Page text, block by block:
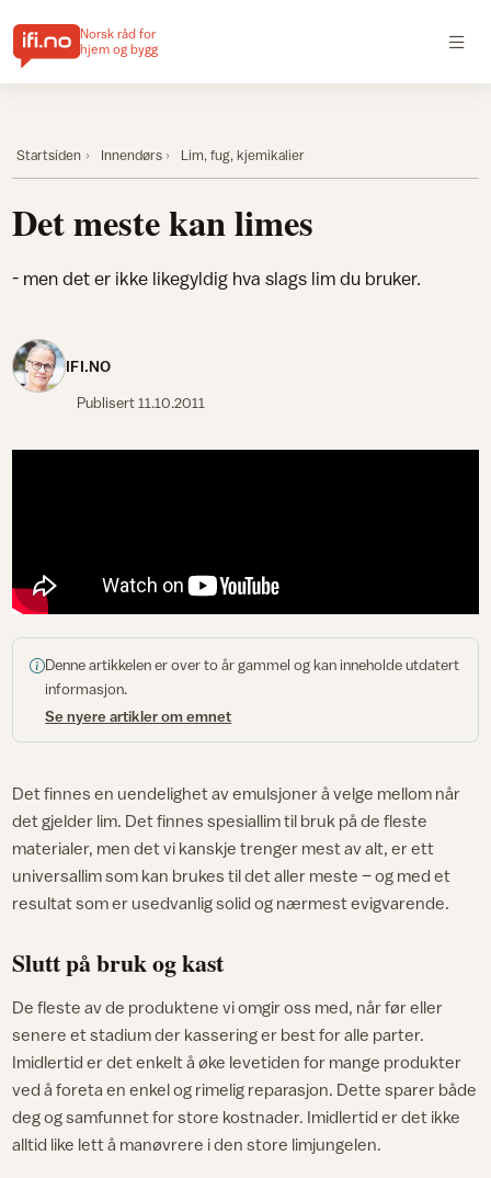
Norsk råd for
hjem og bygg
Startsiden Innendørs Lim, fug, kjemikalier
Det meste kan limes
- men det er ikke likegyldig hva slags lim du bruker.
IFI.NO
Publisert11.10.2011
Denne artikkelen er over to år gammel og kan inneholde utdatert
informasjon.
Se nyere artikler om emnet
Det finnes en uendelighet av emulsjoner å velge mellom når
det gjelder lim. Det finnes spesiallim til bruk på de fleste
materialer, men det vi kanskje trenger mest av alt, er ett
universallim som kan brukes til det aller meste – og med et
resultat som er usedvanlig solid og nærmest evigvarende.
Slutt på bruk og kast
De fleste av de produktene vi omgir oss med, når før eller
senere et stadium der kassering er best for alle parter.
Imidlertid er det enkelt å øke levetiden for mange produkter
ved å foreta en enkel og rimelig reparasjon. Dette sparer både
deg og samfunnet for store kostnader. Imidlertid er det ikke
alltid like lett å manøvrere i den store limjungelen.